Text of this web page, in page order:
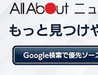
楽天スーパー